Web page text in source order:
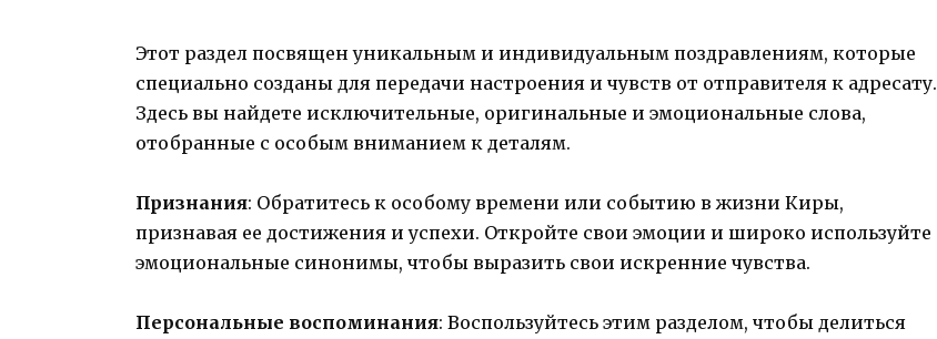
Этот раздел посвящен уникальным и индивидуальным поздравлениям, которые
специально созданы для передачи настроения и чувств от отправителя к адресату.
Здесь вы найдете исключительные, оригинальные и эмоциональные слова,
отобранные с особым вниманием к деталям.
Признания: Обратитесь к особому времени или событию в жизни Киры,
признавая ее достижения и успехи. Откройте свои эмоции и широко используйте
эмоциональные синонимы, чтобы выразить свои искренние чувства.
Персональные воспоминания: Воспользуйтесь этим разделом, чтобы делиться